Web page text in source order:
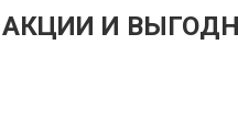
АКЦИИ И